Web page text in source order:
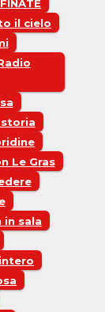
il cielo
Le Gras
in sala